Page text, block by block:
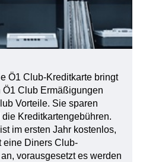
Ö1 Club-Kreditkarte bringt
Ö1 Club Ermäßigungen
Vorteile. Sie sparen
Kreditkartengebühren.
im ersten Jahr kostenlos,
eine Diners Club-
vorausgesetzt es werden